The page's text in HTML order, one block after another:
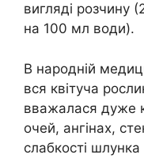
вигляді розчину
на 100 мл води).
В народній
вся квітуча
вважалася дуже
очей, ангінах,
слабкості